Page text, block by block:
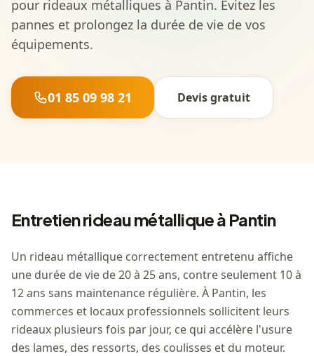
pour rideaux métalliques à Pantin. Évitez les
pannes et prolongez la durée de vie de vos
équipements.
01 85 09 98 21 Devis gratuit
Entretien rideau métallique à Pantin
Un rideau métallique correctement entretenu affiche
une durée de vie de 20 à 25 ans, contre seulement 10 à
12 ans sans maintenance régulière. À Pantin, les
commerces et locaux professionnels sollicitent leurs
rideaux plusieurs fois par jour, ce qui accélère l'usure
des lames, des ressorts, des coulisses et du moteur.